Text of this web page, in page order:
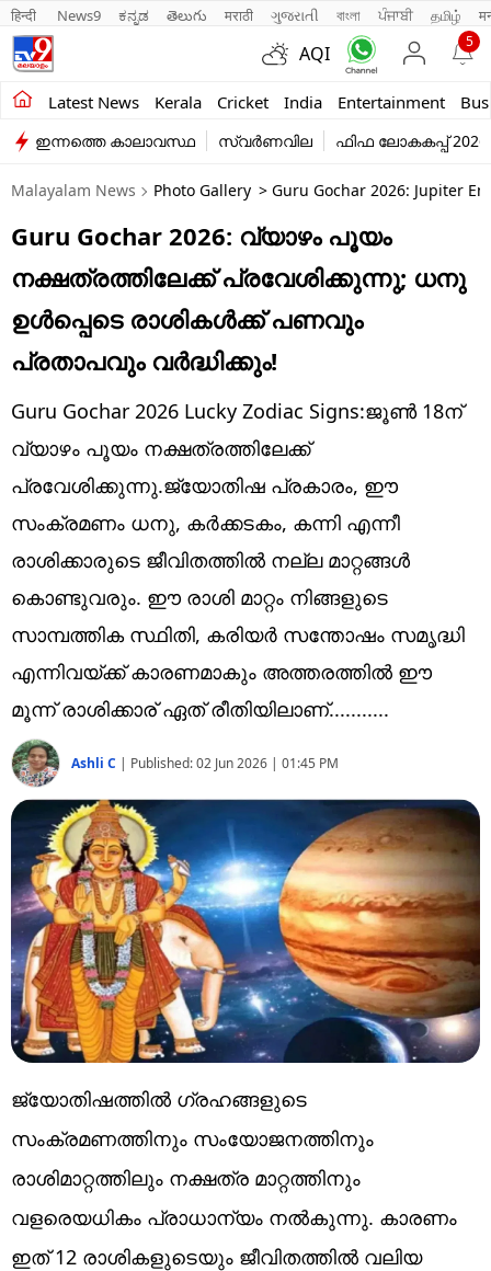
हिन्दी News9 ಕನ್ನಡ తెలుగు मराठी ગુજરાતી বাংলা ਪੰਜਾਬੀ தமிழ்
AQI
5
Latest News Kerala Cricket India Entertainment
Kerala
India
Entertainment
Business
Education
Sports
Lifestyle
world
Technology
Religion
Web Story
Photo
Short Videos
ഇന്നത്തെ കാലാവസ്ഥ സ്വർണവില ഫിഫ ലോകകപ്പ് 2026
Malayalam News Photo Gallery > Guru Gochar 2026: Jupiter
Guru Gochar 2026: വ്യാഴം പൂയം
നക്ഷത്രത്തിലേക്ക് പ്രവേശിക്കുന്നു; ധനു
ഉൾപ്പെടെ രാശികൾക്ക് പണവും
പ്രതാപവും വർദ്ധിക്കും!
Guru Gochar 2026 Lucky Zodiac Signs:ജൂൺ 18ന്
വ്യാഴം പൂയം നക്ഷത്രത്തിലേക്ക്
പ്രവേശിക്കുന്നു.ജ്യോതിഷ പ്രകാരം, ഈ
സംക്രമണം ധനു, കർക്കടകം, കന്നി എന്നീ
രാശിക്കാരുടെ ജീവിതത്തിൽ നല്ല മാറ്റങ്ങൾ
കൊണ്ടുവരും. ഈ രാശി മാറ്റം നിങ്ങളുടെ
സാമ്പത്തിക സ്ഥിതി, കരിയർ സന്തോഷം സമൃദ്ധി
എന്നിവയ്ക്ക് കാരണമാകും അത്തരത്തിൽ ഈ
മൂന്ന് രാശിക്കാര് ഏത് രീതിയിലാണ്...........
Ashli C | Published:02 Jun 2026 | 01:45 PM
ജ്യോതിഷത്തിൽ ഗ്രഹങ്ങളുടെ
സംക്രമണത്തിനും സംയോജനത്തിനും
രാശിമാറ്റത്തിലും നക്ഷത്ര മാറ്റത്തിനും
വളരെയധികം പ്രാധാന്യം നൽകുന്നു. കാരണം
ഇത് 12 രാശികളുടെയും ജീവിതത്തിൽ വലിയ